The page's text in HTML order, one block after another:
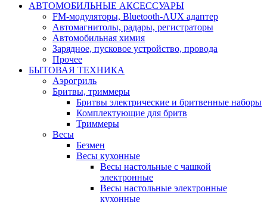
АВТОМОБИЛЬНЫЕ АКСЕССУАРЫ
FM-модуляторы, Bluetooth-AUX адаптер
Автомагнитолы, радары, регистраторы
Автомобильная химия
Зарядное, пусковое устройство, провода
Прочее
БЫТОВАЯ ТЕХНИКА
Аэрогриль
Бритвы, триммеры
Бритвы электрические и бритвенные наборы
Комплектующие для бритв
Триммеры
Весы
Безмен
Весы кухонные
Весы настольные с чашкой
электронные
Весы настольные электронные
кухонные